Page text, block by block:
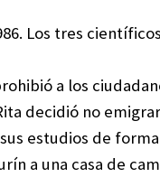
Los tres
a los
decidió no
estudios de
a una casa de